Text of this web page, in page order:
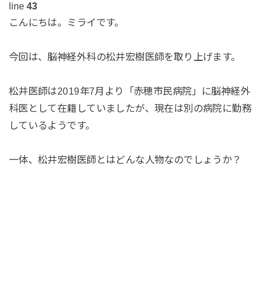
line 43
こんにちは。ミライです。
今回は、脳神経外科の松井宏樹医師を取り上げます。
松井医師は2019年7月より「赤穂市民病院」に脳神経外
科医として在籍していましたが、現在は別の病院に勤務
しているようです。
一体、松井宏樹医師とはどんな人物なのでしょうか？